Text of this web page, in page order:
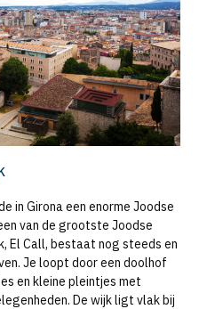
in Girona een enorme Joodse
van de grootste Joodse
El Call, bestaat nog steeds en
Je loopt door een doolhof
en kleine pleintjes met
De wijk ligt vlak bij